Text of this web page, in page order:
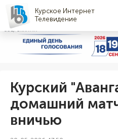
Курское Интернет
Телевидение
СОЦРЕКЛАМА
Курский
домашний
вничью